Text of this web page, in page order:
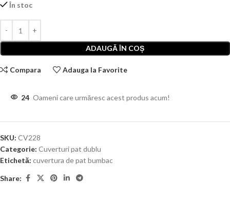
În stoc
ADAUGĂ ÎN COȘ
Compara Adauga la Favorite
24 Oameni care urmăresc acest produs acum!
SKU: CV228
Categorie: Cuverturi pat dublu
Etichetă: cuvertura de pat bumbac
Share: